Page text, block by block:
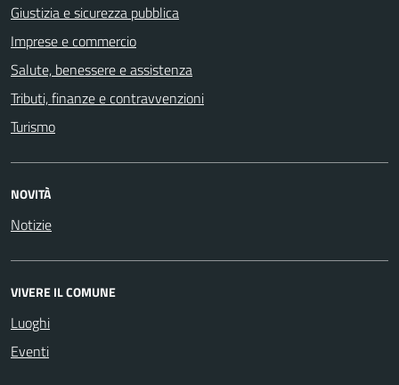
Giustizia e sicurezza pubblica
Imprese e commercio
Salute, benessere e assistenza
Tributi, finanze e contravvenzioni
Turismo
NOVITÀ
Notizie
VIVERE IL COMUNE
Luoghi
Eventi